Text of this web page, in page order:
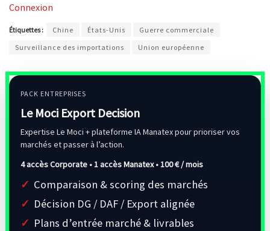
Connexion
Étiquettes : Chine États-Unis
Guerre commerciale
Surveillance des importations
Union européenne
PACK ENTREPRISES
Le Moci Export Decision
Expertise Le Moci + plateforme IA Manatex pour prioriser vos
marchés et passer à l’action.
4 accès Corporate • 1 accès Manatex •100 € / mois
Comparaison & scoring des marchés
Décision DG / DAF / Export alignée
Plans d’entrée marché & livrables